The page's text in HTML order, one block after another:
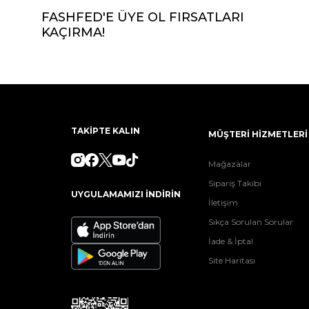
FASHFED'E ÜYE OL FIRSATLARI
KAÇIRMA!
TAKİPTE KALIN
UYGULAMAMIZI İNDİRİN
MÜŞTERİ HİZMETLERİ
Mağazalar
Sipariş Takibi
İletişim
Sıkça Sorulan Sorular
İade & İptal
Site Haritası